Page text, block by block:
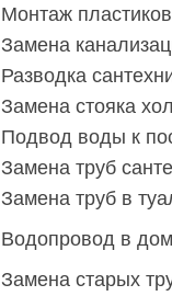
Монтаж
Замена
Разводка
Замена стояка
Подвод воды к
Замена труб
Замена труб в
Водопровод в
Замена старых